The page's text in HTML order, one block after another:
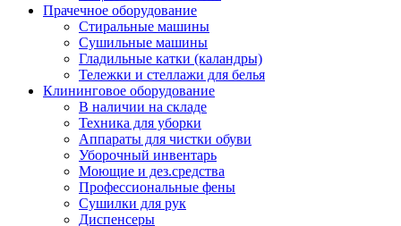
Прачечное оборудование
Стиральные машины
Сушильные машины
Гладильные катки (каландры)
Тележки и стеллажи для белья
Клининговое оборудование
В наличии на складе
Техника для уборки
Аппараты для чистки обуви
Уборочный инвентарь
Моющие и дез.средства
Профессиональные фены
Сушилки для рук
Диспенсеры